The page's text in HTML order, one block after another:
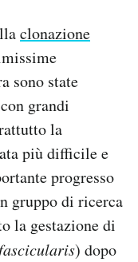
clonazione
sono state
grandi
la
più difficile e
progresso
gruppo di ricerca
la gestazione di
) dopo